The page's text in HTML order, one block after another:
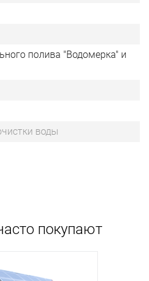
полива "Водомерка" и
воды
покупают